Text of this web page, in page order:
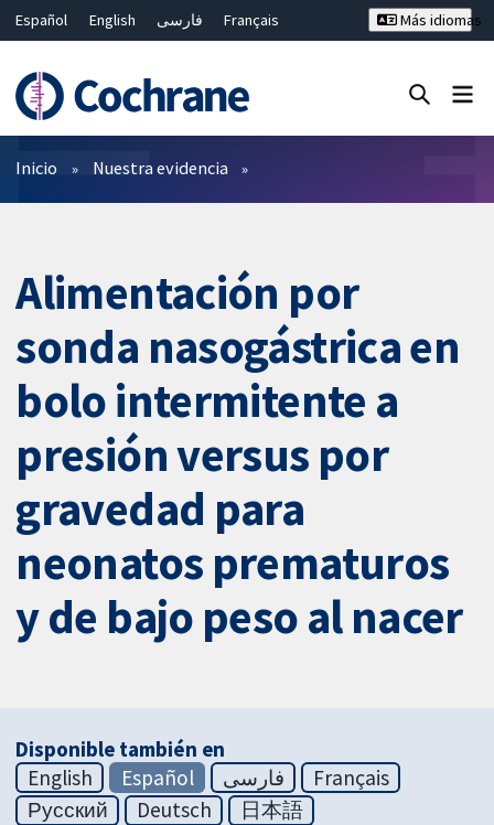
Español English فارسی
Français
Bahasa Malaysia
ไทย 繁體中文
Más idiomas
Filtros
Inicio Nuestra evidencia
Alimentación por
sonda nasogástrica en
bolo intermitente a
presión versus por
gravedad para
neonatos prematuros
y de bajo peso al nacer
Disponible también en
English
Español فارسی
Français
Русский
Deutsch
日本語